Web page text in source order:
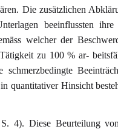
Die zusätzlichen
beeinflussten ihre
welcher der
zu 100 % ar-
schmerzbedingte
quantitativer Hinsicht
4). Diese Beurteilung